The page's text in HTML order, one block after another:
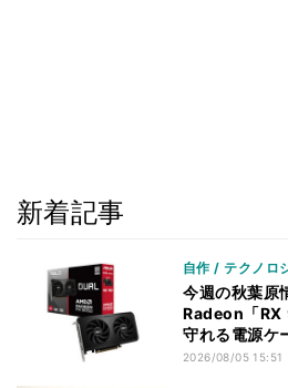
新着記事
自作 / テクノロ
今週の秋葉原
Radeon「RX
守れる電源ケ
2026/08/05 15:51